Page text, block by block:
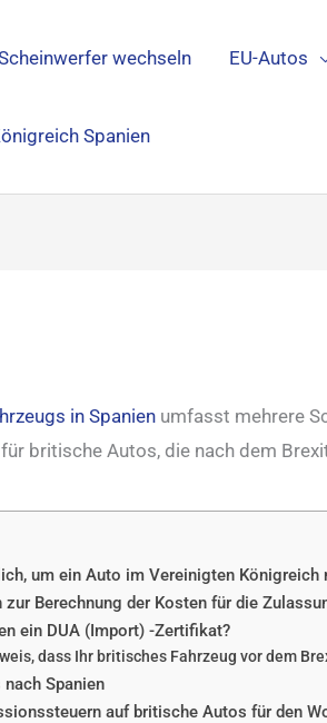
wechseln EU-Autos
Spanien
in Spanien umfasst mehrere
britische Autos, die nach dem
um ein Auto im Vereinigten Königreich
Berechnung der Kosten für die
ein DUA (Import) -Zertifikat?
dass Ihr britisches Fahrzeug vor dem
Spanien
auf britische Autos für den